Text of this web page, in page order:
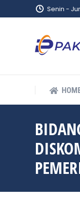
Senin -